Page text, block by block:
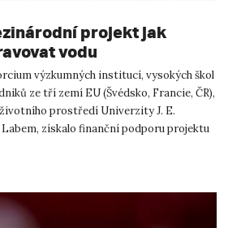
projekt jak
vodu
výzkumných institucí, vysokých škol
ze tří zemí EU (Švédsko, Francie, ČR),
prostředí Univerzity J. E.
získalo finanční podporu projektu